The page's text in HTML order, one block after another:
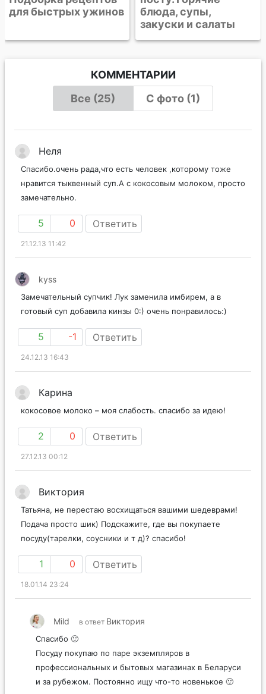
блюда, супы,
КОММЕНТАРИИ
Все (25)
С фото (1)
Неля
Спасибо.очень рада,что есть человек ,которому тоже
нравится тыквенный суп.А с кокосовым молоком, просто
замечательно.
5 0 Ответить
21.12.13 11:42
kyss
Замечательный супчик! Лук заменила имбирем, а в
готовый суп добавила кинзы 0:) очень понравилось:)
5 -1 Ответить
24.12.13 16:43
Карина
кокосовое молоко – моя слабость. спасибо за идею!
2 0 Ответить
27.12.13 00:12
Виктория
Татьяна, не перестаю восхищаться вашими шедеврами!
Подача просто шик) Подскажите, где вы покупаете
посуду(тарелки, соусники и т д)? спасибо!
1 0 Ответить
18.01.14 23:24
Mild в ответ Виктория
Спасибо 🙂
Посуду покупаю по паре экземпляров в
профессиональных и бытовых магазинах в Беларуси
и за рубежом. Постоянно ищу что-то новенькое 🙂